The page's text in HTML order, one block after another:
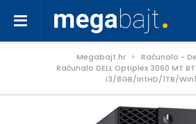
Megabajt.hr
Računalo -
Računalo DELL Optiplex 3060 MT
i3/8GB/IntHD/1TB/